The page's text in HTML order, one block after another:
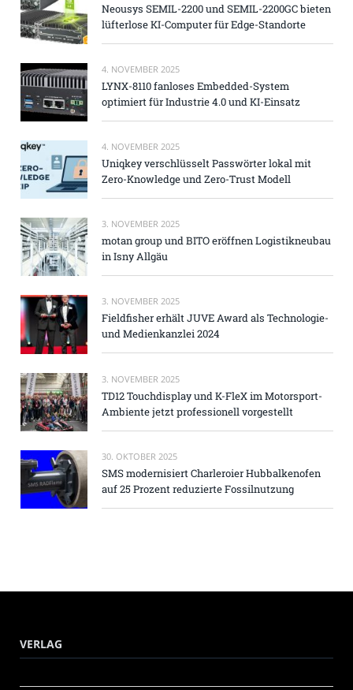
Neousys SEMIL-2200 und SEMIL-2200GC bieten
lüfterlose KI-Computer für Edge-Standorte
4. NOVEMBER 2025
LYNX-8110 fanloses Embedded-System
optimiert für Industrie 4.0 und KI-Einsatz
4. NOVEMBER 2025
Uniqkey verschlüsselt Passwörter lokal mit
Zero-Knowledge und Zero-Trust Modell
3. NOVEMBER 2025
motan group und BITO eröffnen Logistikneubau
in Isny Allgäu
3. NOVEMBER 2025
Fieldfisher erhält JUVE Award als Technologie-
und Medienkanzlei 2024
3. NOVEMBER 2025
TD12 Touchdisplay und K-FleX im Motorsport-
Ambiente jetzt professionell vorgestellt
30. OKTOBER 2025
SMS modernisiert Charleroier Hubbalkenofen
auf 25 Prozent reduzierte Fossilnutzung
VERLAG